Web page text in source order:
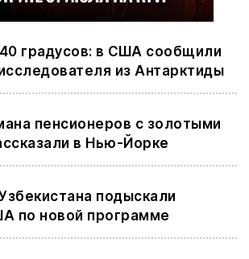
градусов: в США сообщили
из Антарктиды
пенсионеров с золотыми
в Нью-Йорке
подыскали
по новой программе